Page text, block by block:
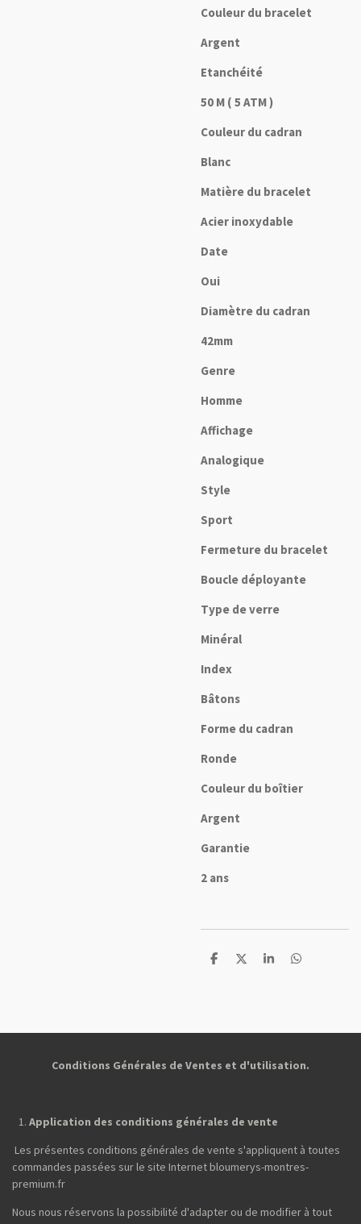
Couleur du bracelet
Argent
Etanchéité
50 M ( 5 ATM )
Couleur du cadran
Blanc
Matière du bracelet
Acier inoxydable
Date
Oui
Diamètre du cadran
42mm
Genre
Homme
Affichage
Analogique
Style
Sport
Fermeture du bracelet
Boucle déployante
Type de verre
Minéral
Index
Bâtons
Forme du cadran
Ronde
Couleur du boîtier
Argent
Garantie
2 ans
P
e
P
e
P
e
P
e
Conditions Générales de Ventes et d'utilisation.
Application des conditions générales de vente
Les présentes conditions générales de vente s'appliquent à toutes
commandes passées sur le site Internet bloumerys-montres-
premium.fr
Nous nous réservons la possibilité d'adapter ou de modifier à tout